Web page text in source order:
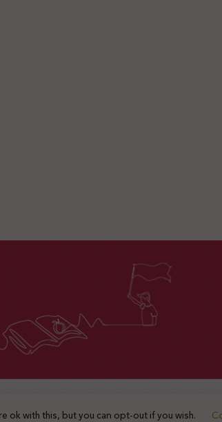
2025 © جميع الحقوق محفوظة
ok with this, but you can opt-out if you wish.